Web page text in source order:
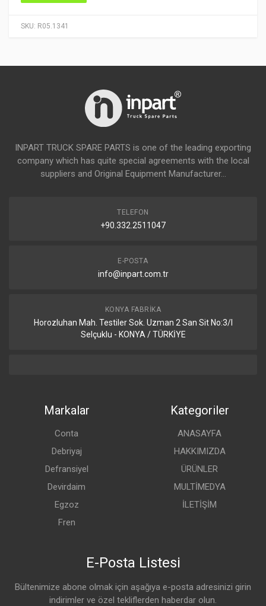
SKU: R05.1341
INPART TRUCK SPARE PARTS is one of the leading exporting
company which has quite special agreements with the local
suppliers and Original Equipment Manufacturer...
TELEFON
+90.332.2511047
E-POSTA
info@inpart.com.tr
KONYA FABRIKA
Horozluhan Mah. Testiler Sok. Uzman 2 San Sit No:3/I
Selçuklu - KONYA / TÜRKİYE
Markalar
Conta
Debriyaj
Defransiyel
Devirdaim
Egzoz
Fren
Kategoriler
ANASAYFA
HAKKIMIZDA
ÜRÜNLER
MULTİMEDYA
İLETİŞİM
E-Posta Listesi
Bültenimize abone olmak için aşağıya e-posta adresinizi girin
indirimler ve özel tekliflerden haberdar olun.